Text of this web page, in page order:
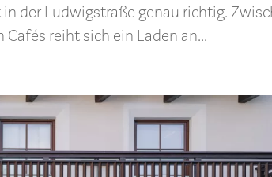
der Ludwigstraße genau richtig.
reiht sich ein Laden an...